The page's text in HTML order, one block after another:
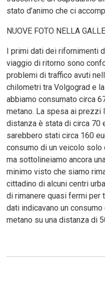
stato d’animo che ci
NUOVE FOTO NELLA
I primi dati dei rifornimenti
viaggio di ritorno sono
problemi di traffico avuti
chilometri tra Volgograd e
abbiamo consumato circa
metano. La spesa ai prezzi
distanza è stata di circa 70
sarebbero stati circa 160
consumo di un veicolo solo
ma sottolineiamo ancora
minimo visto che siamo
cittadino di alcuni centri
di rimanere quasi fermi per
dati indicavano un
metano su una distanza di